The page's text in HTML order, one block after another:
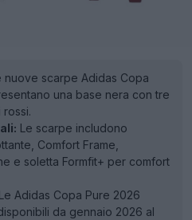
nuove scarpe Adidas Copa
una base nera con tre
Le scarpe includono
Comfort Frame,
e soletta Formfit+ per comfort
Le Adidas Copa Pure 2026
da gennaio 2026 al